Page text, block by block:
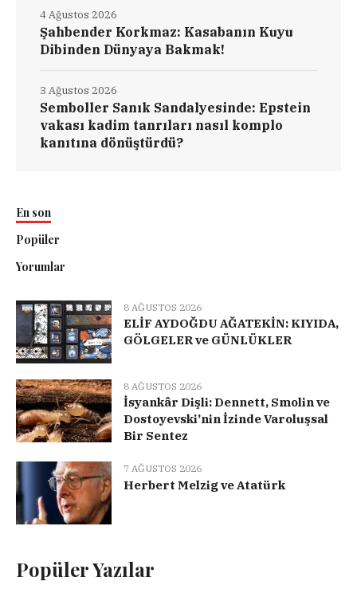
Şahbender Korkmaz: Kasabanın Kuyu
Dibinden Dünyaya Bakmak!
4 Ağustos 2026
Semboller Sanık Sandalyesinde: Epstein
vakası kadim tanrıları nasıl komplo
kanıtına dönüştürdü?
3 Ağustos 2026
En son
Popüler
Yorumlar
8 AĞUSTOS 2026
ELİF AYDOĞDU AĞATEKİN: KIYIDA,
GÖLGELER ve GÜNLÜKLER
8 AĞUSTOS 2026
İsyankâr Dişli: Dennett, Smolin ve
Dostoyevski’nin İzinde Varoluşsal
Bir Sentez
7 AĞUSTOS 2026
Herbert Melzig ve Atatürk
Popüler Yazılar